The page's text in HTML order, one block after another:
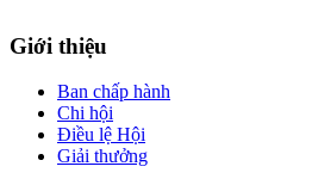
Giới thiệu
Ban chấp hành
Chi hội
Điều lệ Hội
Giải thưởng